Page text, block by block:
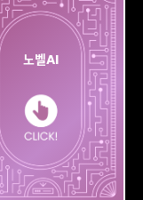
노벨AI
노벨AI